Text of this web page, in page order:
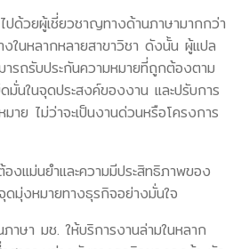
ปด้วยผู้เชี่ยวชาญทางด้านภาษามากกว่า
งในหลากหลายสาขาวิชา ดังนั้น ผู้แปล
รถรับประกันความหมายที่ถูกต้องตาม
นในจุดประสงค์ของงาน และปรับการ
มาย ไม่ว่าจะเป็นงานด่วนหรือโครงการ
งแม่นยำและความมีประสิทธิภาพของ
มุ่งหมายทางธุรกิจอย่างมั่นใจ
าษา มช. ให้บริการงานล่ามในหลาก